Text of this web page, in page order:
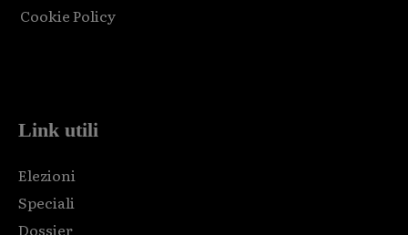
Cookie Policy
Link utili
Elezioni
Speciali
Dossier